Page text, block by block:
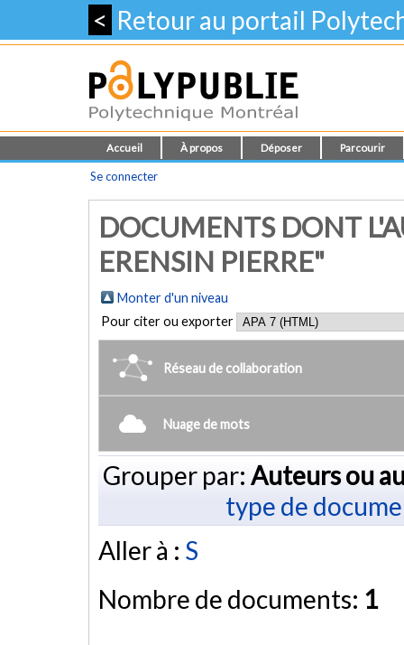
< Retour au portail
Accueil À propos Déposer Parcourir
Se connecter
DOCUMENTS DONT
ERENSIN PIERRE"
Monter d'un niveau
Pour citer ou exporter
Réseau de collaboration
Nuage de mots
Grouper par: Auteurs ou
type de
Aller à : S
Nombre de documents: 1